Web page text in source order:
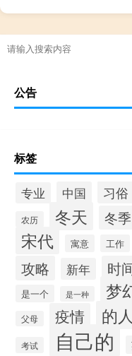
公告
标签
专业 中国 习俗
农历 冬天 冬季
宋代 寓意 工作
攻略 新年 时
是一个 是一种 梦
父母 疫情 的人
考试 自己的